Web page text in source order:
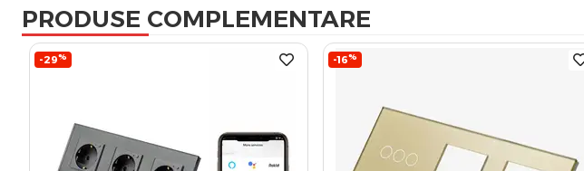
PRODUSE COMPLEMENTARE
-29% -16%